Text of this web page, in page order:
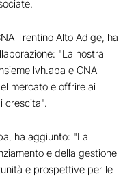
Trentino Alto Adige, ha
"La nostra
lvh.apa e CNA
mercato e offrire ai
crescita".
ha aggiunto: "La
e della gestione
e prospettive per le